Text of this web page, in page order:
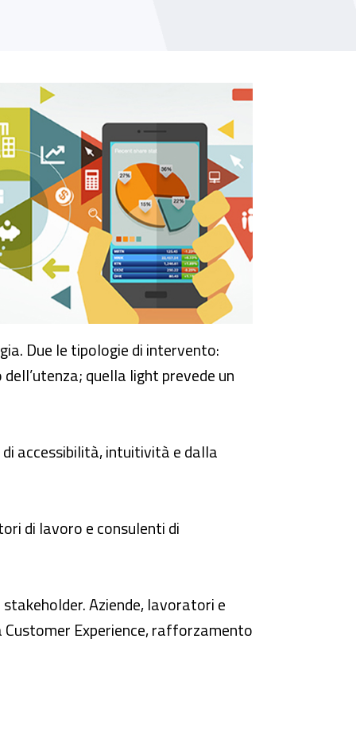
Due le tipologie di intervento:
quella light prevede un
accessibilità, intuitività e dalla
di lavoro e consulenti di
Aziende, lavoratori e
Experience, rafforzamento